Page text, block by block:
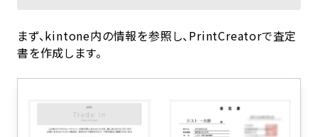
まず、kintone内の情報を参照し、PrintCreatorで査定
書を作成します。